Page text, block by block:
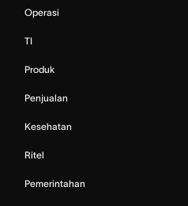
Operasi
TI
Produk
Penjualan
Kesehatan
Ritel
Pemerintahan